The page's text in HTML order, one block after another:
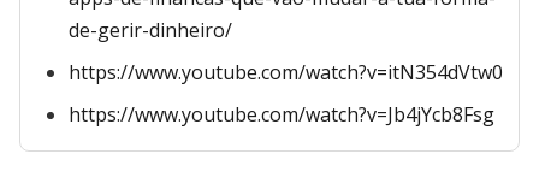
de-gerir-dinheiro/
https://www.youtube.com/watch?v=itN354dVtw0
https://www.youtube.com/watch?v=Jb4jYcb8Fsg